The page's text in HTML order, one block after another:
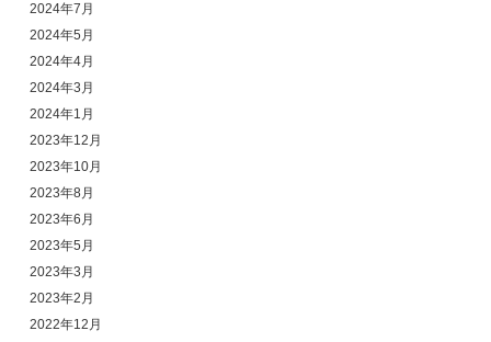
2024年7月
2024年5月
2024年4月
2024年3月
2024年1月
2023年12月
2023年10月
2023年8月
2023年6月
2023年5月
2023年3月
2023年2月
2022年12月